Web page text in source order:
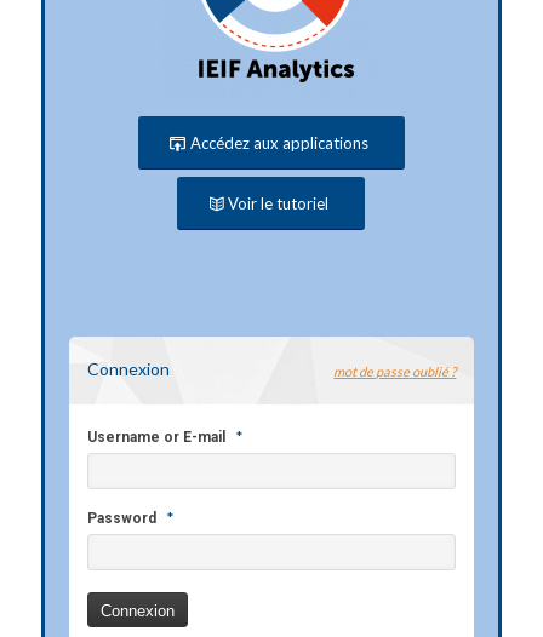
Accédez aux applications
Voir le tutoriel
Connexion mot de passe oublié ?
Username or E-mail *
Password *